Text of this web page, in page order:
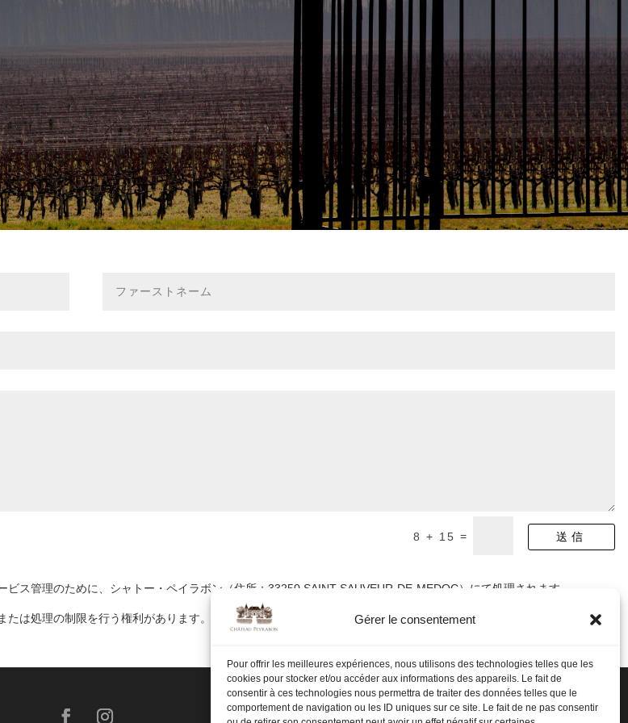
Gérer le consentement
Pour offrir les meilleures expériences, nous utilisons des technologies telles que les
cookies pour stocker et/ou accéder aux informations des appareils. Le fait de
consentir à ces technologies nous permettra de traiter des données telles que le
comportement de navigation ou les ID uniques sur ce site. Le fait de ne pas consentir
8 + 15 = 送信
ス管理のために、シャトー・ペイラボン（住所：33250 SAINT-SAUVEUR-DE-MEDOC）にて処理されます。
は処理の制限を行う権利があります。データの処理に異議を申し立てたり、同意を撤回したりする権利は、contact